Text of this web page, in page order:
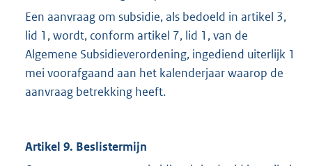
Een aanvraag om subsidie, als bedoeld in artikel 3,
lid 1, wordt, conform artikel 7, lid 1, van de
Algemene Subsidieverordening, ingediend uiterlijk 1
mei voorafgaand aan het kalenderjaar waarop de
aanvraag betrekking heeft.
Artikel 9. Beslistermijn